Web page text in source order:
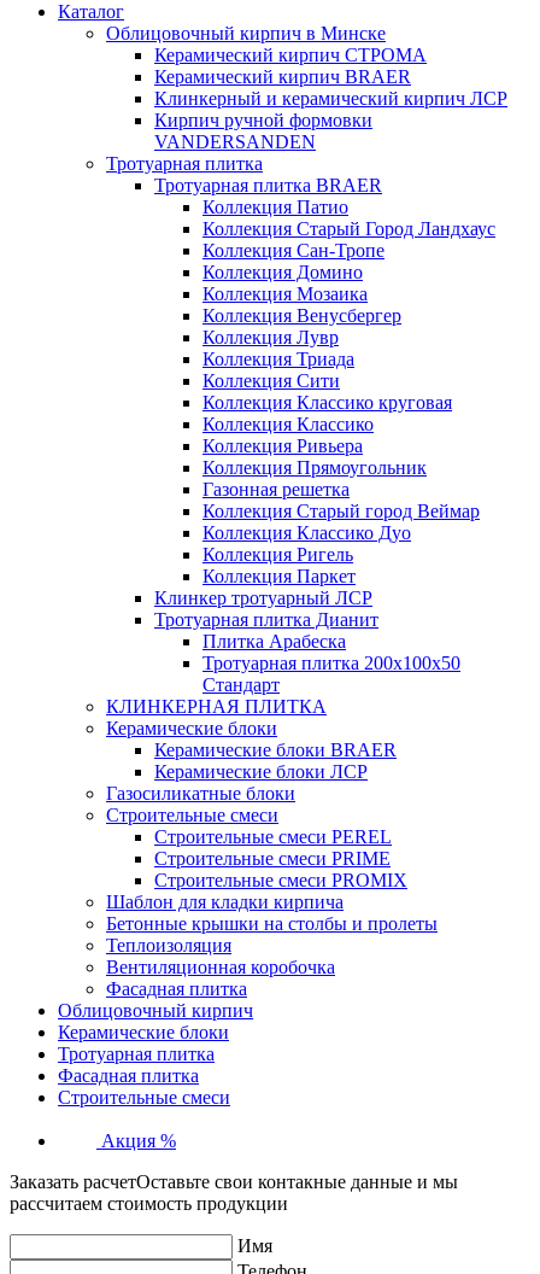
Каталог
Облицовочный кирпич в Минске
Керамический кирпич СТРОМА
Керамический кирпич BRAER
Клинкерный и керамический кирпич ЛСР
Кирпич ручной формовки
VANDERSANDEN
Тротуарная плитка
Тротуарная плитка BRAER
Коллекция Патио
Коллекция Старый Город Ландхаус
Коллекция Сан-Тропе
Коллекция Домино
Коллекция Мозаика
Коллекция Венусбергер
Коллекция Лувр
Коллекция Триада
Коллекция Сити
Коллекция Классико круговая
Коллекция Классико
Коллекция Ривьера
Коллекция Прямоугольник
Газонная решетка
Коллекция Старый город Веймар
Коллекция Классико Дуо
Коллекция Ригель
Коллекция Паркет
Клинкер тротуарный ЛСР
Тротуарная плитка Дианит
Плитка Арабеска
Тротуарная плитка 200х100х50
Стандарт
КЛИНКЕРНАЯ ПЛИТКА
Керамические блоки
Керамические блоки BRAER
Керамические блоки ЛСР
Газосиликатные блоки
Строительные смеси
Строительные смеси PEREL
Строительные смеси PRIME
Строительные смеси PROMIX
Шаблон для кладки кирпича
Бетонные крышки на столбы и пролеты
Теплоизоляция
Вентиляционная коробочка
Фасадная плитка
Облицовочный кирпич
Керамические блоки
Тротуарная плитка
Фасадная плитка
Строительные смеси
Акция %
Заказать расчетОставьте свои контакные данные и мы
рассчитаем стоимость продукции
Имя